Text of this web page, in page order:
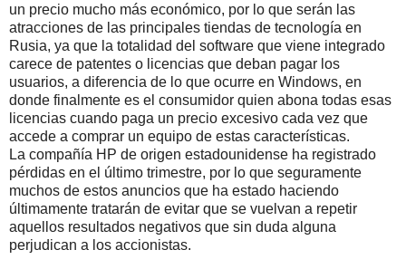
un precio mucho más económico, por lo que serán las
atracciones de las principales tiendas de tecnología en
Rusia, ya que la totalidad del software que viene integrado
carece de patentes o licencias que deban pagar los
usuarios, a diferencia de lo que ocurre en Windows, en
donde finalmente es el consumidor quien abona todas esas
licencias cuando paga un precio excesivo cada vez que
accede a comprar un equipo de estas características.
La compañía HP de origen estadounidense ha registrado
pérdidas en el último trimestre, por lo que seguramente
muchos de estos anuncios que ha estado haciendo
últimamente tratarán de evitar que se vuelvan a repetir
aquellos resultados negativos que sin duda alguna
perjudican a los accionistas.